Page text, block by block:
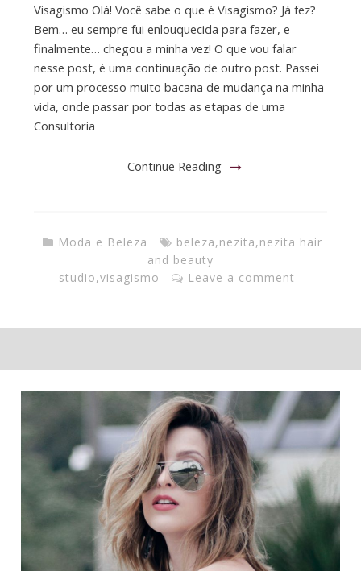
Visagismo Olá! Você sabe o que é Visagismo? Já fez?
Bem… eu sempre fui enlouquecida para fazer, e
finalmente… chegou a minha vez! O que vou falar
nesse post, é uma continuação de outro post. Passei
por um processo muito bacana de mudança na minha
vida, onde passar por todas as etapas de uma
Consultoria
Continue Reading
Moda e Beleza beleza,nezita,nezita hair
and beauty
studio,visagismo Leave a comment